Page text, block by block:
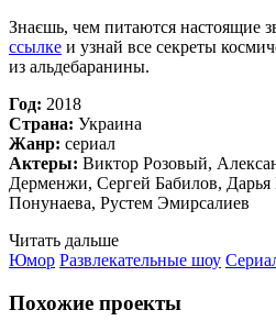
Знаєшь, чем питаются настоящие
ссылке и узнай все секреты
из альдебаранины.
Год: 2018
Страна: Украина
Жанр: сериал
Актеры: Виктор Розовый,
Дерменжи, Сергей Бабилов, Дарья
Понунаева, Рустем Эмирсалиев
Читать дальше
Юмор Развлекательные шоу
Похожие проекты